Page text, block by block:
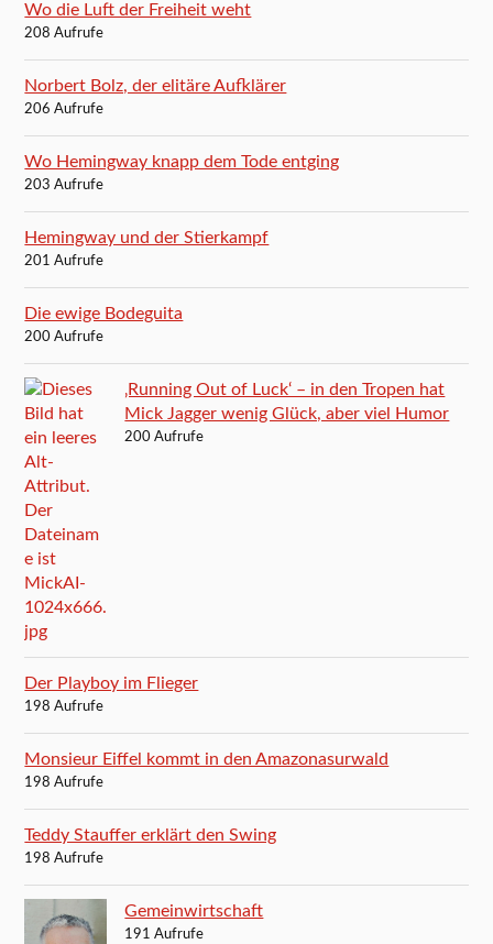
Wo die Luft der Freiheit weht
208 Aufrufe
Norbert Bolz, der elitäre Aufklärer
206 Aufrufe
Wo Hemingway knapp dem Tode entging
203 Aufrufe
Hemingway und der Stierkampf
201 Aufrufe
Die ewige Bodeguita
200 Aufrufe
‚Running Out of Luck‘ – in den Tropen hat
Mick Jagger wenig Glück, aber viel Humor
200 Aufrufe
Der Playboy im Flieger
198 Aufrufe
Monsieur Eiffel kommt in den Amazonasurwald
198 Aufrufe
Teddy Stauffer erklärt den Swing
198 Aufrufe
Gemeinwirtschaft
191 Aufrufe